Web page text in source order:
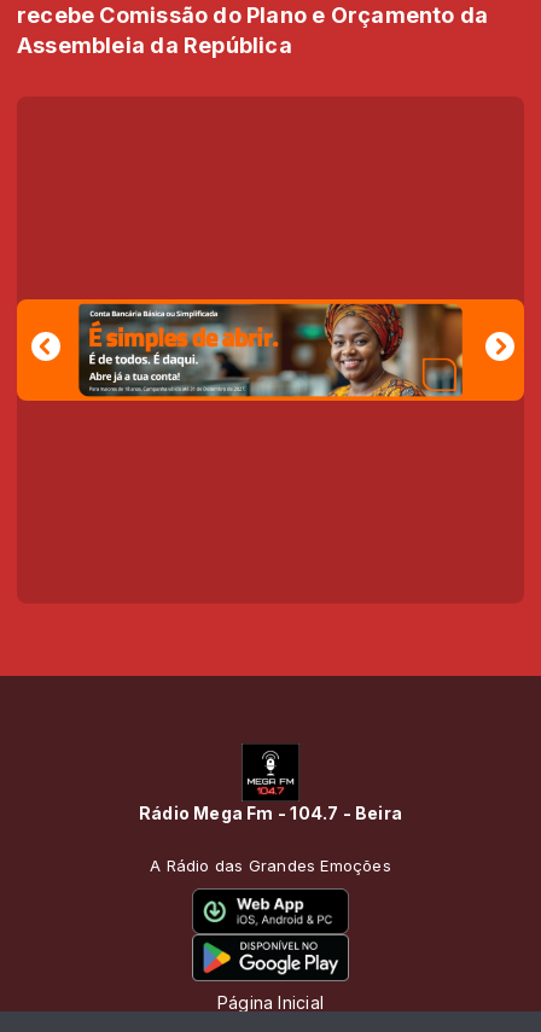
recebe Comissão do Plano e Orçamento da
Assembleia da República
Rádio Mega Fm - 104.7 - Beira
A Rádio das Grandes Emoções
Página Inicial